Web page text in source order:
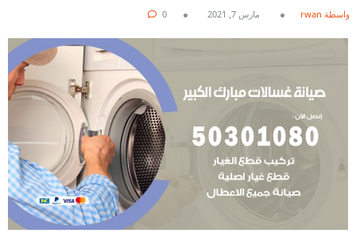
بواسطة rwan مارس 7, 2021 0